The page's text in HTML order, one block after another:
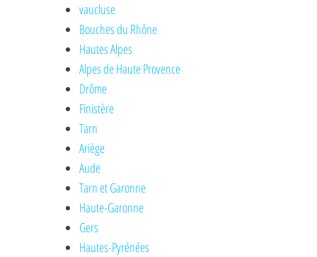
vaucluse
Bouches du Rhône
Hautes Alpes
Alpes de Haute Provence
Drôme
Finistère
Tarn
Ariège
Aude
Tarn et Garonne
Haute-Garonne
Gers
Hautes-Pyrénées